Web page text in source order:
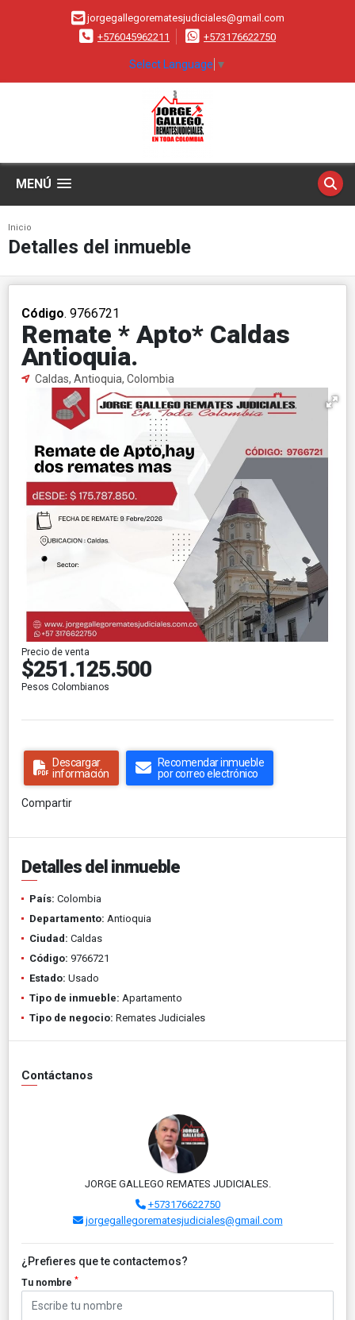
jorgegallegorematesjudiciales@gmail.com
+576045962211
+573176622750
Select Language ▼
MENÚ
Inicio
Detalles del inmueble
Código. 9766721
Remate * Apto* Caldas
Antioquia.
Caldas, Antioquia, Colombia
Precio de venta
$251.125.500
Pesos Colombianos
Descargar
información
Recomendar inmueble
por correo electrónico
Compartir
Detalles del inmueble
País: Colombia
Departamento: Antioquia
Ciudad: Caldas
Código: 9766721
Estado: Usado
Tipo de inmueble: Apartamento
Tipo de negocio: Remates Judiciales
Contáctanos
JORGE GALLEGO REMATES JUDICIALES.
+573176622750
jorgegallegorematesjudiciales@gmail.com
¿Prefieres que te contactemos?
Tu nombre *